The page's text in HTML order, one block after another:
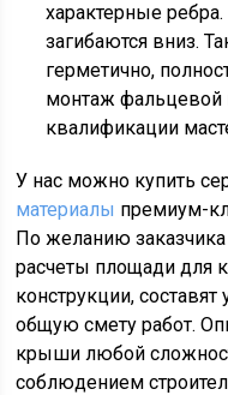
характерные
загибаются вниз.
герметично,
монтаж фальцевой
квалификации
У нас можно купить
материалы премиум-
По желанию
расчеты площади для
конструкции,
общую смету работ.
крыши любой
соблюдением